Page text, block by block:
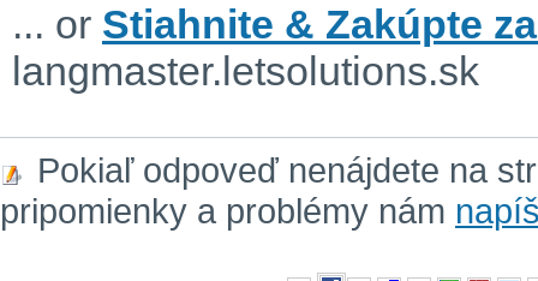
... or Stiahnite & Zakúpte
langmaster.letsolutions.sk
Pokiaľ odpoveď nenájdete na
pripomienky a problémy nám